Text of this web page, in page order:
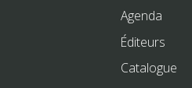
Agenda
Éditeurs
Catalogue